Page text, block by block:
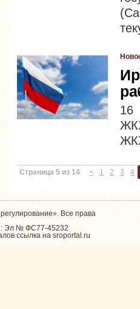
16
Страница 5 из 14 < 1 2 3 4
Все права
Эл № ФС77-45232
ссылка на sroportal.ru